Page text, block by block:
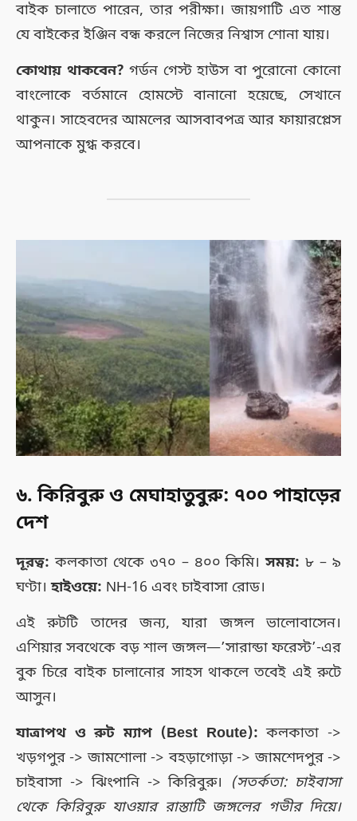
বাইক চালাতে পারেন, তার পরীক্ষা। জায়গাটি এত শান্ত
যে বাইকের ইঞ্জিন বন্ধ করলে নিজের নিশ্বাস শোনা যায়।
কোথায় থাকবেন? গর্ডন গেস্ট হাউস বা পুরোনো কোনো
বাংলোকে বর্তমানে হোমস্টে বানানো হয়েছে, সেখানে
থাকুন। সাহেবদের আমলের আসবাবপত্র আর ফায়ারপ্লেস
আপনাকে মুগ্ধ করবে।
৬. কিরিবুরু ও মেঘাহাতুবুরু: ৭০০ পাহাড়ের
দেশ
দূরত্ব: কলকাতা থেকে ৩৭০ – ৪০০ কিমি।সময়: ৮ – ৯
ঘণ্টা।হাইওয়ে: NH-16 এবং চাইবাসা রোড।
এই রুটটি তাদের জন্য, যারা জঙ্গল ভালোবাসেন।
এশিয়ার সবথেকে বড় শাল জঙ্গল—’সারান্ডা ফরেস্ট’-এর
বুক চিরে বাইক চালানোর সাহস থাকলে তবেই এই রুটে
আসুন।
যাত্রাপথ ও রুট ম্যাপ (Best Route): কলকাতা ->
খড়গপুর -> জামশোলা -> বহড়াগোড়া -> জামশেদপুর ->
চাইবাসা -> ঝিংপানি -> কিরিবুরু।
(সতর্কতা: চাইবাসা
থেকে কিরিবুরু যাওয়ার রাস্তাটি জঙ্গলের গভীর দিয়ে।